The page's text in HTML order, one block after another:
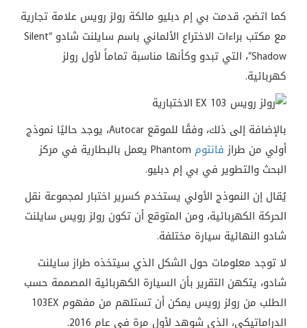
كما اتضح، قدمت بي إم دبليو مالكة رولز رويس علامة تجارية
مع مكتب براءات الاختراع الألماني باسم سايلنت شادو “Silent
Shadow”، التي تبدو وكأنها مناسبة تماماً لأول رولز
كهربائية.
بالإضافة إلى ذلك، وفقًا للموقع Autocar، يوجد حاليًا نموذج
أولي من طرازفانتوم
Phantom يعمل بالبطارية في مركز
البحث والتطوير في بي إم دبليو.
يُقال إن النموذج الأولي يستخدم كسرير اختبار لمجموعة نقل
الحركة الكهربائية، ومن المتوقع أن تكون رولز رويس سايلنت
شادو النهائية سيارة مختلفة.
لا توجد معلومات حول الشكل الذي سيتخذه طراز سايلنت
شادو، يتكهن التقرير بأن السيارة الكهربائية المصممة حسب
الطلب من رولز رويس يمكن أن تستلهم من مفهوم 103EX
الدراماتيكي، الذي شوهد لأول مرة في عام 2016.